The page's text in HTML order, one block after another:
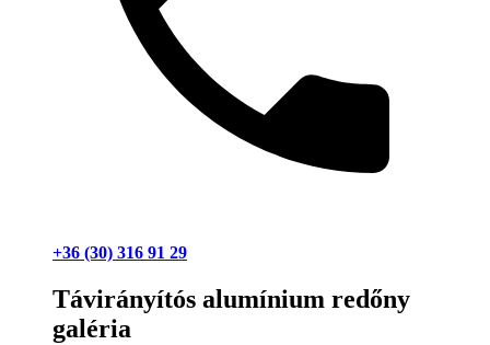
+36 (30) 316 91 29
Távirányítós alumínium redőny
galéria